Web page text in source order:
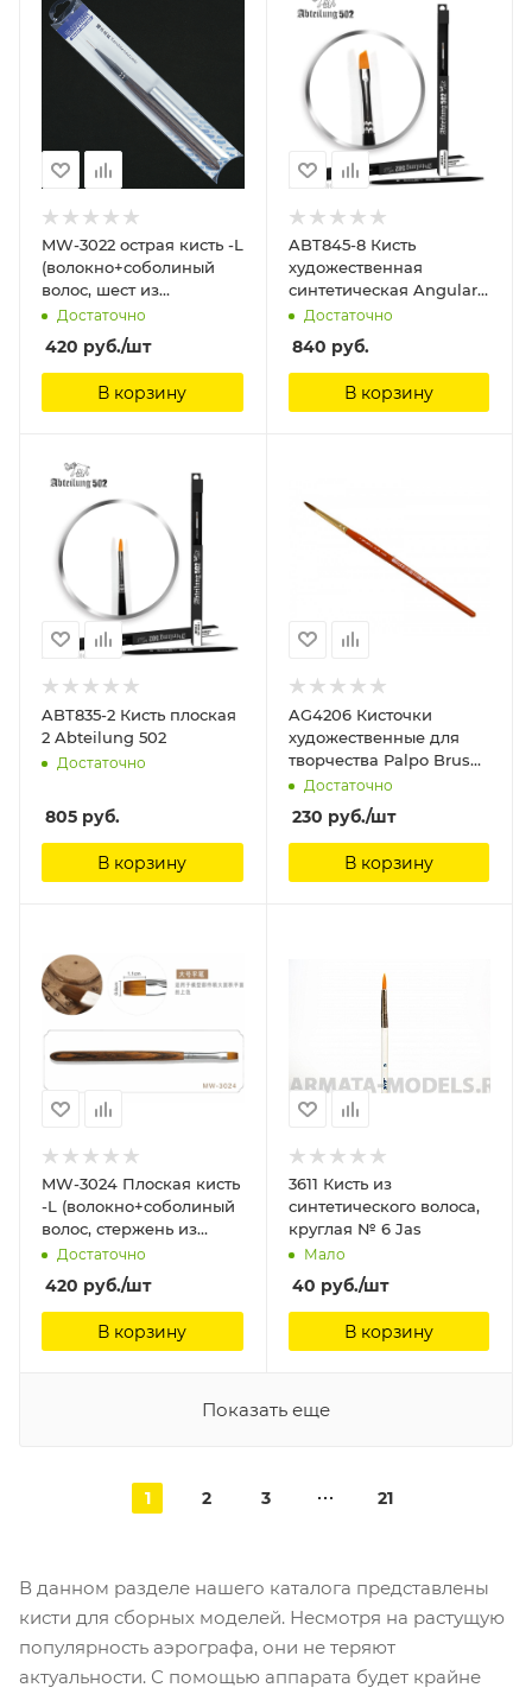
MW-3022 острая кисть -L
(волокно+соболиный
волос, шест из
сандалового дерева)
ManWah
Достаточно
420 руб./шт
В корзину
ABT845-8 Кисть
художественная
синтетическая Angular
Brush 8 Abteilung 502
Достаточно
840 руб.
В корзину
ABT835-2 Кисть плоская
2 Abteilung 502
Достаточно
805 руб.
В корзину
AG4206 Кисточки
художественные для
творчества Palpo Brush
Size 6 Humbrol
Достаточно
230 руб./шт
В корзину
MW-3024 Плоская кисть
-L (волокно+соболиный
волос, стержень из
сандалового дерева)
ManWah
Достаточно
420 руб./шт
В корзину
3611 Кисть из
синтетического волоса,
круглая № 6 Jas
Мало
40 руб./шт
В корзину
Показать еще
1 2 3 21
В данном разделе нашего каталога представлены
кисти для сборных моделей. Несмотря на растущую
популярность аэрографа, они не теряют
актуальности. С помощью аппарата будет крайне